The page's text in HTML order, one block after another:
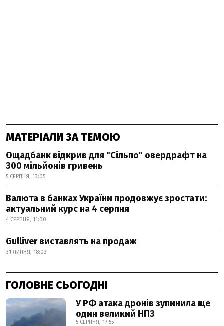
МАТЕРІАЛИ ЗА ТЕМОЮ
Ощадбанк відкрив для "Сільпо" овердрафт на
300 мільйонів гривень
5 СЕРПНЯ, 13:05
Валюта в банках України продовжує зростати:
актуальний курс на 4 серпня
4 СЕРПНЯ, 11:00
Gulliver виставлять на продаж
31 ЛИПНЯ, 18:03
ГОЛОВНЕ СЬОГОДНІ
У РФ атака дронів зупинила ще
один великий НПЗ
5 СЕРПНЯ, 17:55